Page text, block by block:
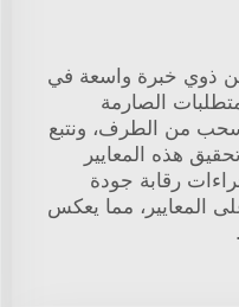
ذوي خبرة واسعة في
الصارمة
من الطرف، ونتبع
هذه المعايير
رقابة جودة
المعايير، مما يعكس